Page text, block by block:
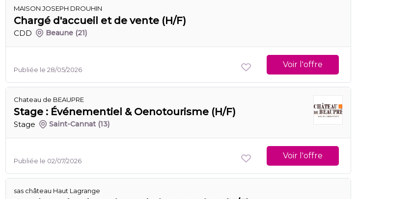
MAISON JOSEPH DROUHIN
Chargé d'accueil et de vente (H/F)
CDD Beaune (21)
Publiée le 28/05/2026
Voir l'offre
Chateau de BEAUPRE
Stage : Événementiel & Oenotourisme (H/F)
Stage Saint-Cannat (13)
Publiée le 02/07/2026
Voir l'offre
sas château Haut Lagrange